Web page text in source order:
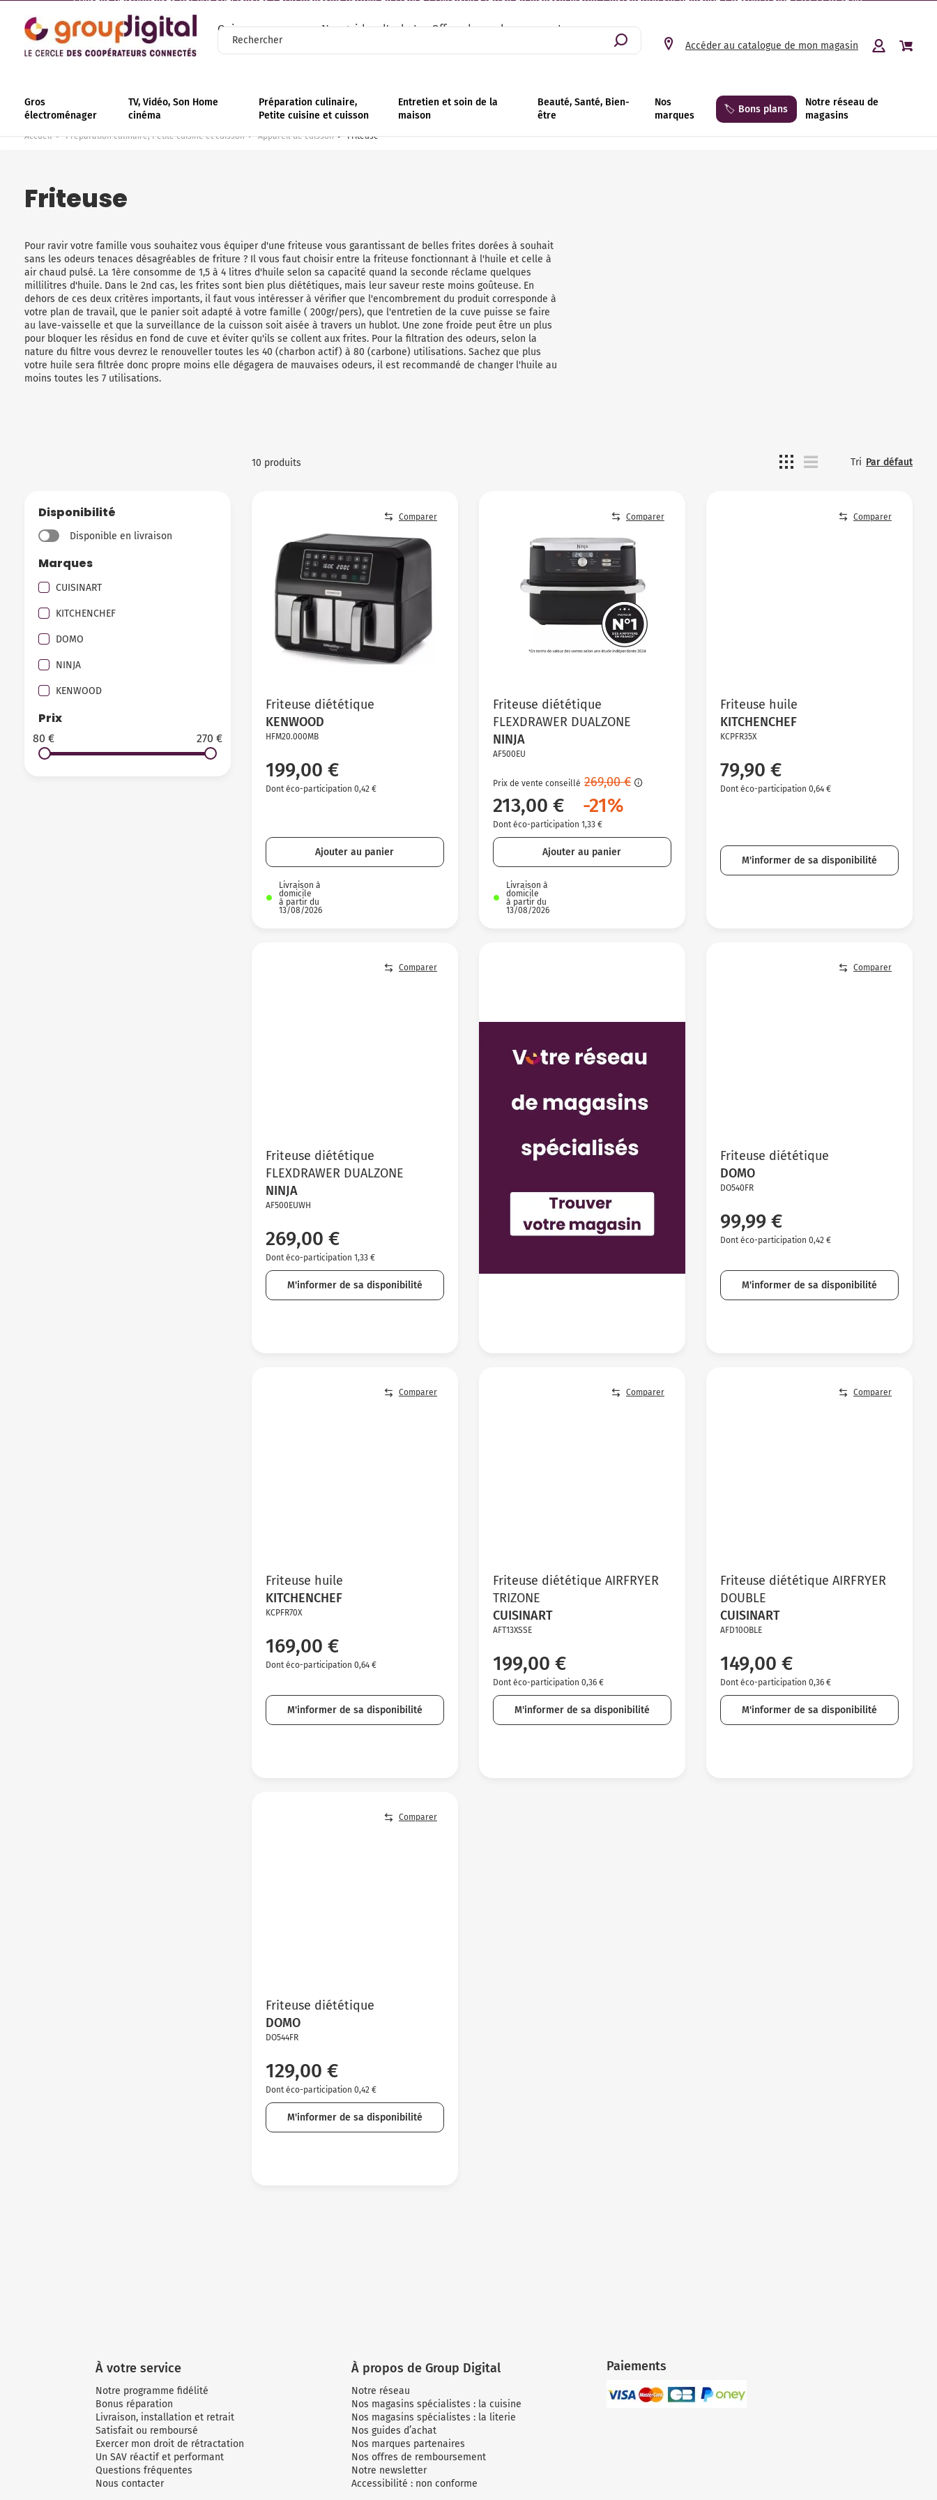
Qui sommes-nous Nos guides d'achat Offres de remboursement
Accéder au catalogue de mon magasin
Gros
électroménager
TV, Vidéo, Son Home
cinéma
Préparation culinaire,
Petite cuisine et cuisson
Entretien et soin de la
maison
Beauté, Santé, Bien-
être
Nos
marques
🏷️ Bons plans
Notre réseau de
magasins
Accueil Préparation culinaire, Petite cuisine et cuisson Appareil de cuisson Friteuse
Friteuse
Pour ravir votre famille vous souhaitez vous équiper d'une friteuse vous garantissant de belles frites dorées à souhait
sans les odeurs tenaces désagréables de friture ? Il vous faut choisir entre la friteuse fonctionnant à l'huile et celle à
air chaud pulsé. La 1ère consomme de 1,5 à 4 litres d'huile selon sa capacité quand la seconde réclame quelques
millilitres d'huile. Dans le 2nd cas, les frites sont bien plus diététiques, mais leur saveur reste moins goûteuse. En
dehors de ces deux critères importants, il faut vous intéresser à vérifier que l'encombrement du produit corresponde à
votre plan de travail, que le panier soit adapté à votre famille ( 200gr/pers), que l'entretien de la cuve puisse se faire
au lave-vaisselle et que la surveillance de la cuisson soit aisée à travers un hublot. Une zone froide peut être un plus
pour bloquer les résidus en fond de cuve et éviter qu'ils se collent aux frites. Pour la filtration des odeurs, selon la
nature du filtre vous devrez le renouveller toutes les 40 (charbon actif) à 80 (carbone) utilisations. Sachez que plus
votre huile sera filtrée donc propre moins elle dégagera de mauvaises odeurs, il est recommandé de changer l'huile au
moins toutes les 7 utilisations.
Disponibilité
Disponible en livraison
Marques
CUISINART
KITCHENCHEF
DOMO
NINJA
KENWOOD
Prix
80 € 270 €
10 produits Tri Par défaut
Comparer
Friteuse diététique
KENWOOD
HFM20.000MB
199,00 €
Dont éco-participation 0,42 €
Ajouter au panier
Livraison à
domicile
à partir du
13/08/2026
Comparer
Friteuse diététique
FLEXDRAWER DUALZONE
NINJA
AF500EU
Prix de vente conseillé 269,00 €
213,00 € -21%
Dont éco-participation 1,33 €
Ajouter au panier
Livraison à
domicile
à partir du
13/08/2026
Comparer
Friteuse huile
KITCHENCHEF
KCPFR35X
79,90 €
Dont éco-participation 0,64 €
M'informer de sa disponibilité
Comparer
Friteuse diététique
FLEXDRAWER DUALZONE
NINJA
AF500EUWH
269,00 €
Dont éco-participation 1,33 €
M'informer de sa disponibilité
Comparer
Friteuse diététique
DOMO
DO540FR
99,99 €
Dont éco-participation 0,42 €
M'informer de sa disponibilité
Comparer
Friteuse huile
KITCHENCHEF
KCPFR70X
169,00 €
Dont éco-participation 0,64 €
M'informer de sa disponibilité
Comparer
Friteuse diététique AIRFRYER
TRIZONE
CUISINART
AFT13XSSE
199,00 €
Dont éco-participation 0,36 €
M'informer de sa disponibilité
Comparer
Friteuse diététique AIRFRYER
DOUBLE
CUISINART
AFD10OBLE
149,00 €
Dont éco-participation 0,36 €
M'informer de sa disponibilité
Comparer
Friteuse diététique
DOMO
DO544FR
129,00 €
Dont éco-participation 0,42 €
M'informer de sa disponibilité
À votre service
Notre programme fidélité
Bonus réparation
Livraison, installation et retrait
Satisfait ou remboursé
Exercer mon droit de rétractation
Un SAV réactif et performant
Questions fréquentes
Nous contacter
À propos de Group Digital
Notre réseau
Nos magasins spécialistes : la cuisine
Nos magasins spécialistes : la literie
Nos guides d’achat
Nos marques partenaires
Nos offres de remboursement
Notre newsletter
Accessibilité : non conforme
Paiements